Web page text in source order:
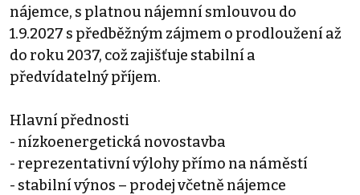
nájemce, s platnou nájemní smlouvou do
1.9.2027 s předběžným zájmem o prodloužení až
do roku 2037, což zajišťuje stabilní a
předvídatelný příjem.
Hlavní přednosti
- nízkoenergetická novostavba
- reprezentativní výlohy přímo na náměstí
- stabilní výnos – prodej včetně nájemce